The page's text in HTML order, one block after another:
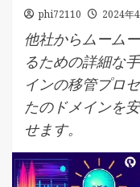
phi72110 2024年
他社からムーム
るための詳細な
インの移管プロ
たのドメインを
せます。